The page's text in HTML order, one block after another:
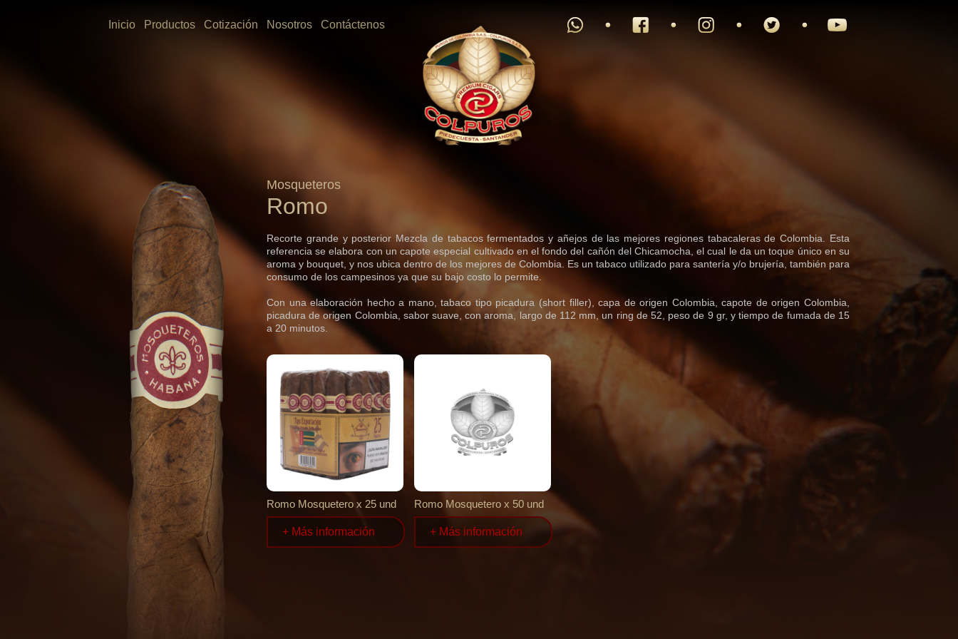
Inicio Productos Cotización Nosotros Contáctenos
Mosqueteros
Romo
Recorte grande y posterior Mezcla de tabacos fermentados y añejos de las mejores regiones tabacaleras de Colombia. Esta
referencia se elabora con un capote especial cultivado en el fondo del cañón del Chicamocha, el cual le da un toque único en su
aroma y bouquet, y nos ubica dentro de los mejores de Colombia. Es un tabaco utilizado para santería y/o brujería, también para
consumo de los campesinos ya que su bajo costo lo permite.
Con una elaboración hecho a mano, tabaco tipo picadura (short filler), capa de origen Colombia, capote de origen Colombia,
picadura de origen Colombia, sabor suave, con aroma, largo de 112 mm, un ring de 52, peso de 9 gr, y tiempo de fumada de 15
a 20 minutos.
Romo Mosquetero x 25 und
+ Más información
Romo Mosquetero x 50 und
+ Más información